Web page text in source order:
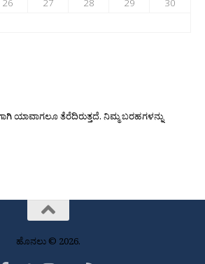
26 27 28 29
30
ಯಾವಾಗಲೂ ತೆರೆದಿರುತ್ತದೆ. ನಿಮ್ಮ ಬರಹಗಳನ್ನು
ಹೊನಲು © 2026.